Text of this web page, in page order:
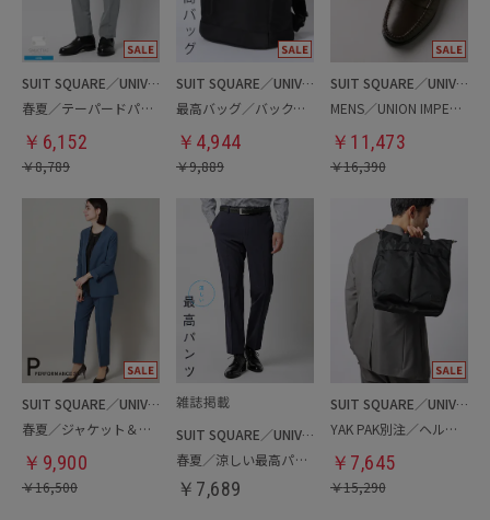
SUIT SQUARE／UNIVERSAL LANGUAGE
春夏／テーパードパンツ
￥ 6,152
￥8,789
SUIT SQUARE／UNIVERSAL LANGUAGE
最高バッグ／バックパック
￥ 4,944
￥9,889
SUIT SQUARE／UNIVERSAL LANGUAGE
MENS／UNION IMPERIAL監修／コインローファー
￥ 11,473
￥16,390
SUIT SQUARE／UNIVERSAL LANGUAGE／WHITE
春夏／ジャケット＆パンツセットアップ／洗濯ネット付き
￥ 9,900
￥16,500
SUIT SQUARE／UNIVERSAL LANGUAGE
春夏／涼しい最高パンツ
￥ 7,689
SUIT SQUARE／UNIVERSAL LANGUAGE
YAK PAK別注／ヘルメットバッグ
￥ 7,645
￥15,290